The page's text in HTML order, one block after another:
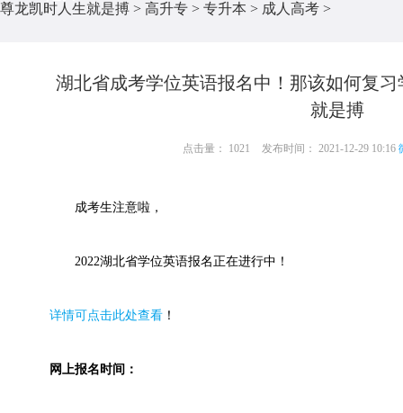
尊龙凯时人生就是搏 > 高升专 > 专升本 > 成人高考 >
湖北省成考学位英语报名中！那该如何复
就是搏
点击量： 1021 发布时间： 2021-12-29 10:16
成考生注意啦，
2022湖北省学位英语报名正在进行中！
详情可点击此处查看 ！
网上报名时间：